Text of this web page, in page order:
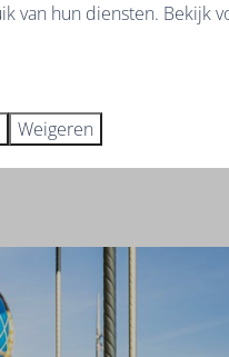
vakantie vandaag
van hun diensten. Bekijk
Weigeren